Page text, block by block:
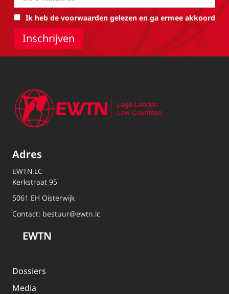
Ik heb de voorwaarden gelezen en ga ermee akkoord
Adres
EWTN.LC
Kerkstraat 95
5061 EH Oisterwijk
Contact: bestuur@ewtn.lc
EWTN
Dossiers
Media